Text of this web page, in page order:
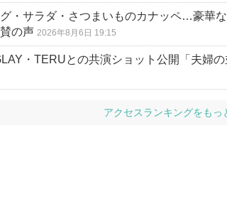
・サラダ・さつまいものカナッペ…豪華
の声 2026年8月6日 19:15
・TERUとの共演ショット公開「夫婦
アクセスランキングをもっ